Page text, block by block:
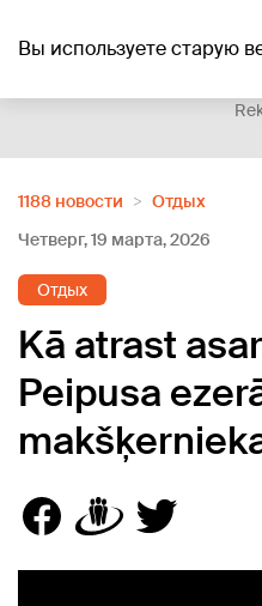
Вы используете старую
+21°C
1188 новости
Отдых
Четверг, 19 марта, 2026
Отдых
Kā atrast
Peipusa